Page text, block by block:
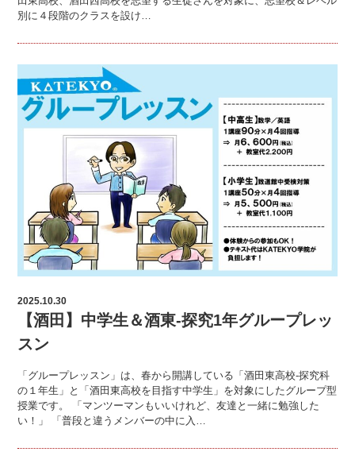
別に４段階のクラスを設け…
2025.10.30
【酒田】中学生＆酒東-探究1年グループレッ
スン
「グループレッスン」は、春から開講している「酒田東高校-探究科
の１年生」と「酒田東高校を目指す中学生」を対象にしたグループ型
授業です。 「マンツーマンもいいけれど、友達と一緒に勉強した
い！」 「普段と違うメンバーの中に入…